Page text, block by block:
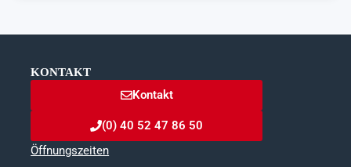
KONTAKT
Kontakt
(0) 40 52 47 86 50
Öffnungszeiten